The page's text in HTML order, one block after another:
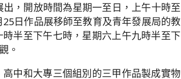
，開放時間為星期一至日，上午十時至
日作品展移師至教育及青年發展局的教
半至下午七時，星期六上午九時半至下
。
中和大專三個組別的三甲作品製成實物